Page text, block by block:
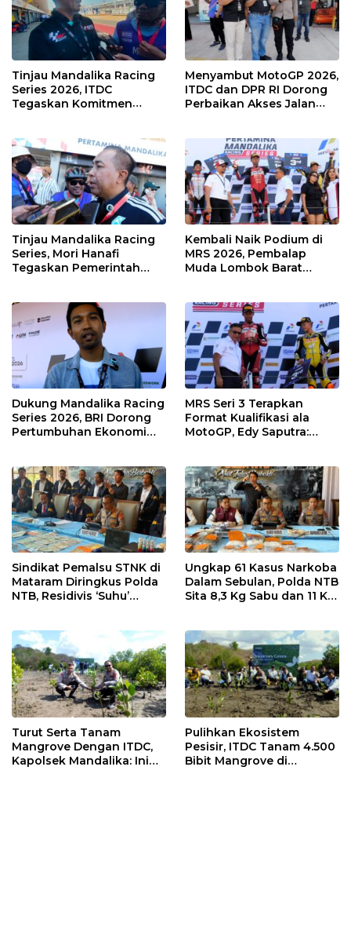
Tinjau Mandalika Racing
Series 2026, ITDC
Tegaskan Komitmen
Kawasan
Menyambut MotoGP 2026,
ITDC dan DPR RI Dorong
Perbaikan Akses Jalan
Tinjau Mandalika Racing
Series, Mori Hanafi
Tegaskan Pemerintah
Kembali Naik Podium di
MRS 2026, Pembalap
Muda Lombok Barat
Dukung Mandalika Racing
Series 2026, BRI Dorong
Pertumbuhan Ekonomi
MRS Seri 3 Terapkan
Format Kualifikasi ala
MotoGP, Edy Saputra:
Sindikat Pemalsu STNK di
Mataram Diringkus Polda
NTB, Residivis ‘Suhu’
Ungkap 61 Kasus Narkoba
Dalam Sebulan, Polda NTB
Sita 8,3 Kg Sabu dan 11 Kg
Turut Serta Tanam
Mangrove Dengan ITDC,
Kapolsek Mandalika: Ini
Pulihkan Ekosistem
Pesisir, ITDC Tanam 4.500
Bibit Mangrove di